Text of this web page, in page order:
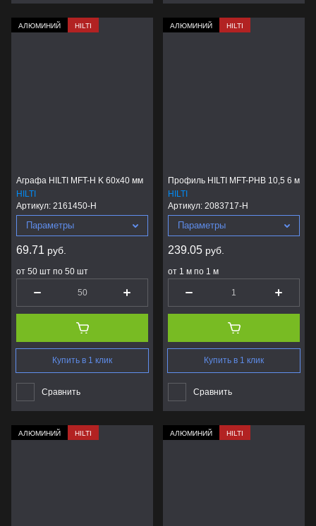
АЛЮМИНИЙ HILTI
Аграфа HILTI MFT-H K 60x40 мм
HILTI
Артикул: 2161450-H
Параметры
69.71 руб.
от 50 шт по 50 шт
Купить в 1 клик
Сравнить
АЛЮМИНИЙ HILTI
Профиль HILTI MFT-PHB 10,5 6 м
HILTI
Артикул: 2083717-H
Параметры
239.05 руб.
от 1 м по 1 м
Купить в 1 клик
Сравнить
АЛЮМИНИЙ HILTI АЛЮМИНИЙ HILTI